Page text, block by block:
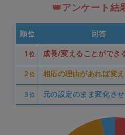
👑アンケート結
順位 回答
1 位 成長/変えることができ
2位 相応の理由があれば変
3位 元の設定のまま変化さ